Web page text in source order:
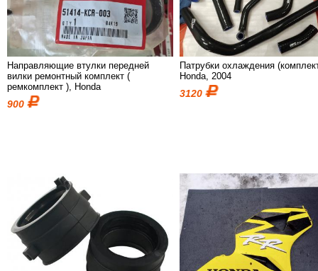
Направляющие втулки передней
вилки ремонтный комплект (
ремкомплект ), Honda
900
Патрубки охлаждения
Honda, 2004
3120